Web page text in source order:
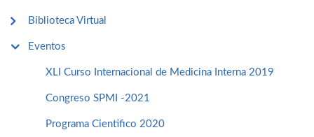
Biblioteca Virtual
Eventos
XLI Curso Internacional de Medicina Interna 2019
Congreso SPMI -2021
Programa Cientifico 2020